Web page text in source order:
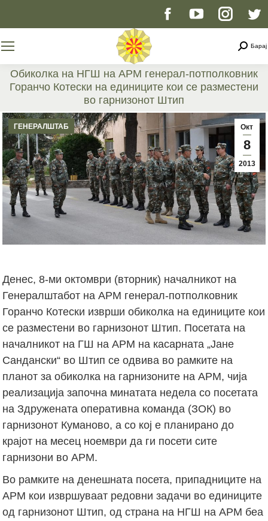
Facebook
opens
in
new
window
YouTube
opens
new
window
page
opens
new
window
Барај
Обиколка на НГШ на АРМ генерал-потполковник
Горанчо Котески на единиците кои се разместени
во гарнизонот Штип
You are here:
Окт
8
2013
ГЕНЕРАЛШТАБ
Денес, 8-ми октомври (вторник) началникот на
Генералштабот на АРМ генерал-потполковник
Горанчо Котески изврши обиколка на единиците кои
се разместени во гарнизонот Штип. Посетата на
началникот на ГШ на АРМ на касарната „Јане
Сандански“ во Штип се одвива во рамките на
планот за обиколка на гарнизоните на АРМ, чија
реализација започна минатата недела со посетата
на Здружената оперативна команда (ЗОК) во
гарнизонот Куманово, а со кој е планирано до
крајот на месец ноември да ги посети сите
гарнизони во АРМ.
Во рамките на денешната посета, припадниците на
АРМ кои извршуваат редовни задачи во единиците
од гарнизонот Штип, од страна на НГШ на АРМ беа